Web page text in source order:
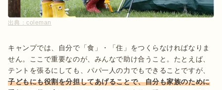
出典：coleman
キャンプでは、自分で「食」・「住」をつくらなければなりま
せん。ここで重要なのが、みんなで助け合うこと。たとえば、
テントを張るにしても、パパ一人の力でもできることですが、
子どもにも役割を分担してあげることで、自分も家族のために